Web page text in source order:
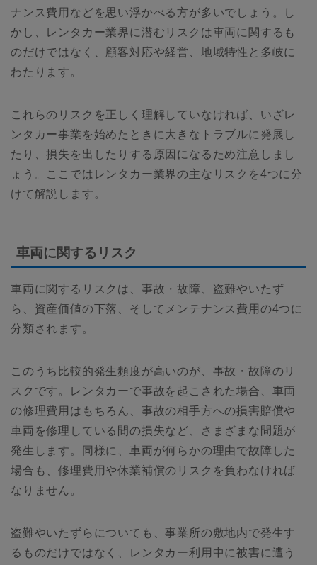
ナンス費用などを思い浮かべる方が多いでしょう。し
かし、レンタカー業界に潜むリスクは車両に関するも
のだけではなく、顧客対応や経営、地域特性と多岐に
わたります。
これらのリスクを正しく理解していなければ、いざレ
ンタカー事業を始めたときに大きなトラブルに発展し
たり、損失を出したりする原因になるため注意しまし
ょう。ここではレンタカー業界の主なリスクを4つに分
けて解説します。
車両に関するリスク
車両に関するリスクは、事故・故障、盗難やいたず
ら、資産価値の下落、そしてメンテナンス費用の4つに
分類されます。
このうち比較的発生頻度が高いのが、事故・故障のリ
スクです。レンタカーで事故を起こされた場合、車両
の修理費用はもちろん、事故の相手方への損害賠償や
車両を修理している間の損失など、さまざまな問題が
発生します。同様に、車両が何らかの理由で故障した
場合も、修理費用や休業補償のリスクを負わなければ
なりません。
盗難やいたずらについても、事業所の敷地内で発生す
るものだけではなく、レンタカー利用中に被害に遭う